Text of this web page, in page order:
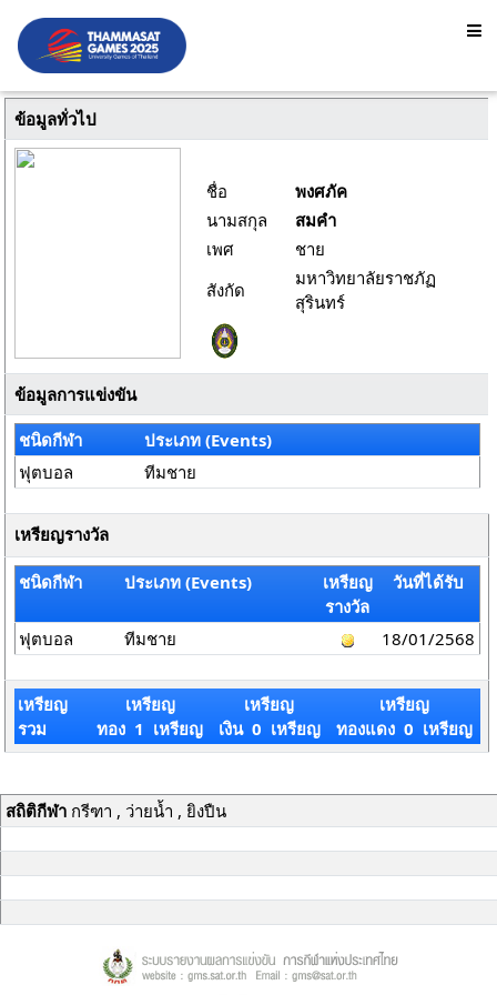
ข้อมูลทั่วไป
ชื่อ
พงศภัค
นามสกุล
สมคำ
เพศ
ชาย
สังกัด
มหาวิทยาลัยราชภัฏ
สุรินทร์
ข้อมูลการแข่งขัน
ชนิดกีฬา
ประเภท (Events)
ฟุตบอล
ทีมชาย
เหรียญรางวัล
ชนิดกีฬา ประเภท (Events)
เหรียญ
รางวัล
วันที่ได้รับ
ฟุตบอล ทีมชาย 18/01/2568
เหรียญ
รวม
เหรียญ
ทอง 1 เหรียญ
เหรียญ
เงิน 0 เหรียญ
เหรียญ
ทองแดง 0 เหรียญ
สถิติกีฬากรีฑา , ว่ายน้ำ , ยิงปืน